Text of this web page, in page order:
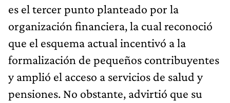
es el tercer punto planteado por la
organización financiera, la cual reconoció
que el esquema actual incentivó a la
formalización de pequeños contribuyentes
y amplió el acceso a servicios de salud y
pensiones. No obstante, advirtió que su